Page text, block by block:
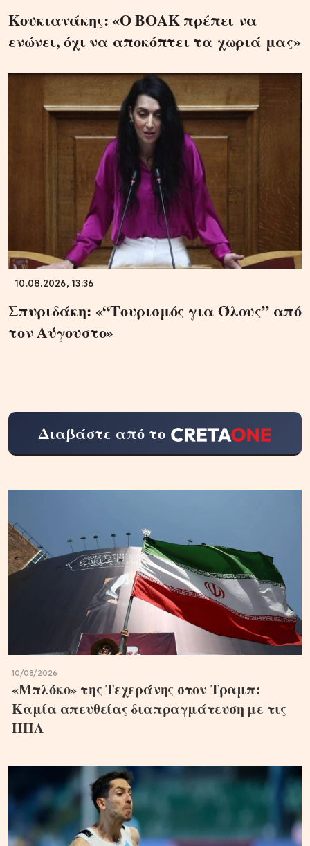
Κουκιανάκης: «Ο ΒΟΑΚ πρέπει να
ενώνει, όχι να αποκόπτει τα χωριά μας»
10.08.2026, 13:36
Σπυριδάκη: «“Τουρισμός για Όλους” από
τον Αύγουστο»
Διαβάστε από το
10/08/2026
«Μπλόκο» της Τεχεράνης στον Τραμπ:
Καμία απευθείας διαπραγμάτευση με τις
ΗΠΑ